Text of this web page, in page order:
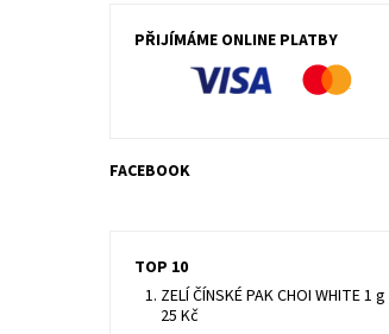
PŘIJÍMÁME ONLINE PLATBY
FACEBOOK
TOP 10
ZELÍ ČÍNSKÉ PAK CHOI WHITE 1 g
25 Kč